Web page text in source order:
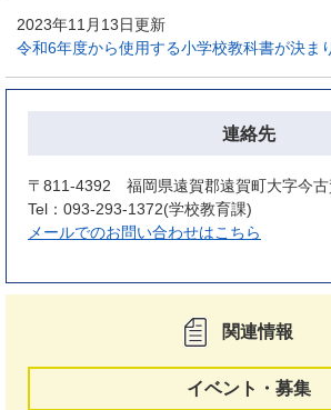
2023年11月13日更新
令和6年度から使用する小学校教科書が決ま
連絡先
〒811-4392 福岡県遠賀郡遠賀町大字今
Tel：093-293-1372 学校教育課
メールでのお問い合わせはこちら
関連情報
イベント・募集